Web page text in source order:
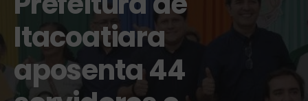
Itacoatiara
aposenta 44